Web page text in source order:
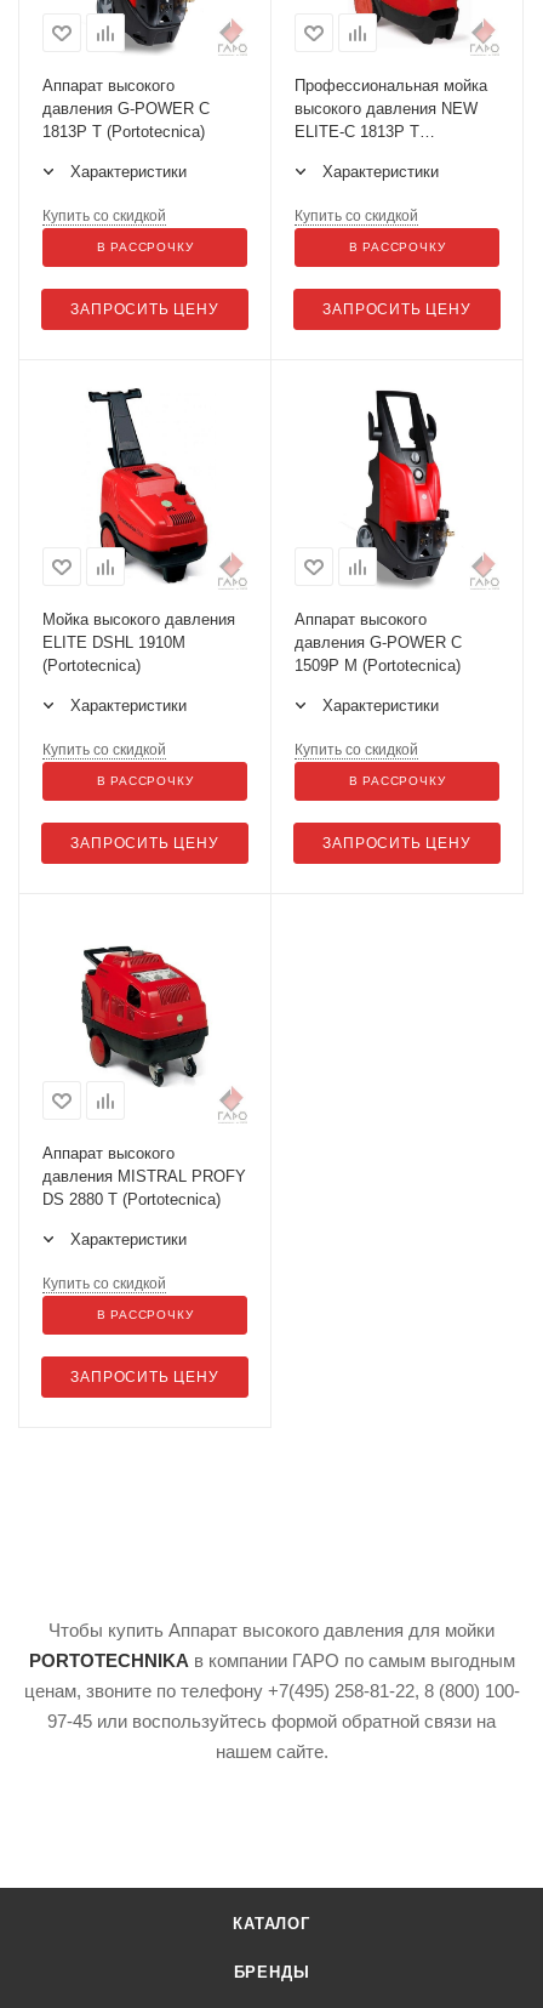
Аппарат высокого
давления G-POWER C
1813P T (Portotecnica)
Характеристики
ЗАПРОСИТЬ ЦЕНУ
Купить со скидкой
В РАССРОЧКУ
Профессиональная мойка
высокого давления NEW
ELITE-C 1813P T
Характеристики
ЗАПРОСИТЬ ЦЕНУ
Купить со скидкой
В РАССРОЧКУ
Мойка высокого давления
ELITE DSHL 1910M
(Portotecnica)
Характеристики
ЗАПРОСИТЬ ЦЕНУ
Купить со скидкой
В РАССРОЧКУ
Аппарат высокого
давления G-POWER C
1509P M (Portotecnica)
Характеристики
ЗАПРОСИТЬ ЦЕНУ
Купить со скидкой
В РАССРОЧКУ
Аппарат высокого
давления MISTRAL PROFY
DS 2880 T (Portotecnica)
Характеристики
ЗАПРОСИТЬ ЦЕНУ
Купить со скидкой
В РАССРОЧКУ
Чтобы купить Аппарат высокого давления для мойки
PORTOTECHNIKA в компании ГАРО по самым выгодным
ценам, звоните по телефону +7(495) 258-81-22, 8 (800) 100-
97-45 или воспользуйтесь формой обратной связи на
нашем сайте.
КАТАЛОГ
БРЕНДЫ